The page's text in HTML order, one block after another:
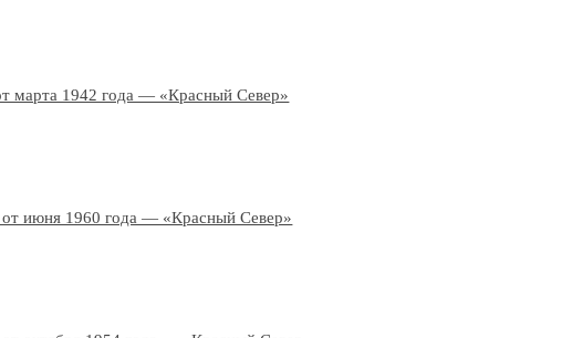
марта 1942 года — «Красный Север»
июня 1960 года — «Красный Север»